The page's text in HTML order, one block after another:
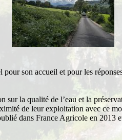
son accueil et pour les
la qualité de l’eau et la
de leur exploitation avec ce
dans France Agricole en